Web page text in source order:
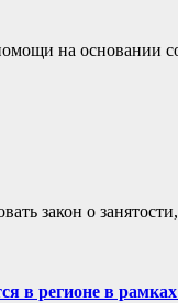
на основании
закон о
в регионе в